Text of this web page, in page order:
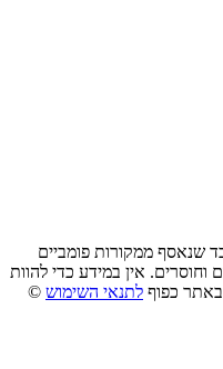
שנאסף ממקורות פומביים
וחוסרים. אין במידע כדי להוות
כפוף לתנאי השימוש ©